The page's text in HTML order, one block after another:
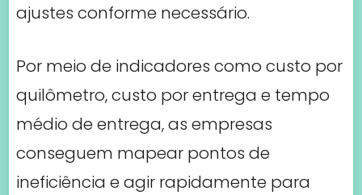
ajustes conforme necessário.
Por meio de indicadores como custo por
quilômetro, custo por entrega e tempo
médio de entrega, as empresas
conseguem mapear pontos de
ineficiência e agir rapidamente para